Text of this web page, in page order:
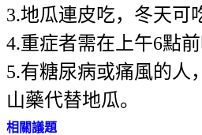
3.地瓜連皮吃，冬天可
4.重症者需在上午6點
5.有糖尿病或痛風的人
山藥代替地瓜。
相關議題